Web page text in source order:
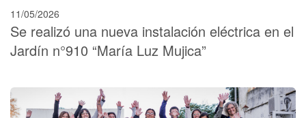
11/05/2026
Se realizó una nueva instalación eléctrica en el
Jardín n°910 “María Luz Mujica”